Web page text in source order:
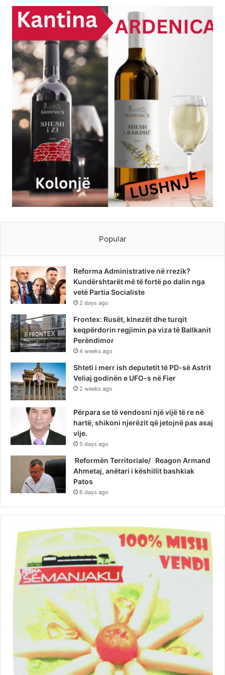
Popular
Reforma Administrative në rrezik?
Kundërshtarët më të fortë po dalin nga
vetë Partia Socialiste
2 days ago
Frontex: Rusët, kinezët dhe turqit
keqpërdorin regjimin pa viza të Ballkanit
Perëndimor
4 weeks ago
Shteti i merr ish deputetit të PD-së Astrit
Veliaj godinën e UFO-s në Fier
2 weeks ago
Përpara se të vendosni një vijë të re në
hartë, shikoni njerëzit që jetojnë pas asaj
vije.
5 days ago
Reformën Territoriale/ Reagon Armand
Ahmetaj, anëtari i këshillit bashkiak
Patos
6 days ago